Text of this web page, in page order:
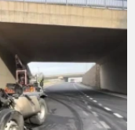
Kazası:
Nedir?
Ölüm: Duş
Toprağa